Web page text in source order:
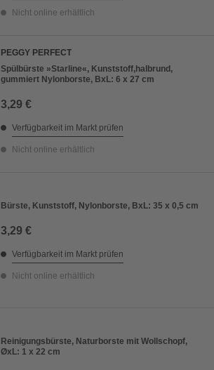
Nicht online erhältlich
PEGGY PERFECT
Spülbürste »Starline«, Kunststoff,halbrund,
gummiert Nylonborste, BxL: 6 x 27 cm
3,29 €
Verfügbarkeit im Markt prüfen
Nicht online erhältlich
Bürste, Kunststoff, Nylonborste, BxL: 35 x 0,5 cm
3,29 €
Verfügbarkeit im Markt prüfen
Nicht online erhältlich
Reinigungsbürste, Naturborste mit Wollschopf,
ØxL: 1 x 22 cm